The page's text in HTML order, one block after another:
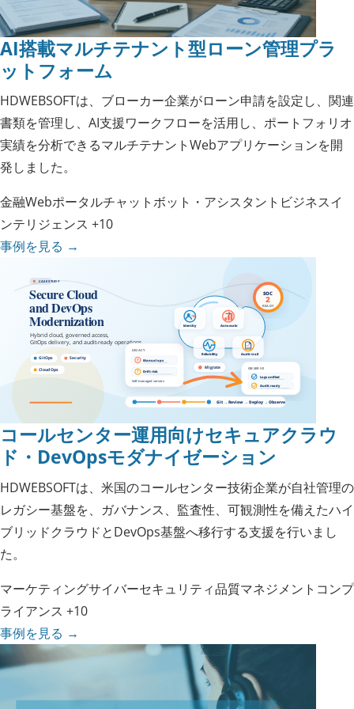
AI搭載マルチテナント型ローン管理プラ
ットフォーム
HDWEBSOFTは、ブローカー企業がローン申請を設定し、関連
書類を管理し、AI支援ワークフローを活用し、ポートフォリオ
実績を分析できるマルチテナントWebアプリケーションを開
発しました。
金融Webポータルチャットボット・アシスタント ビジネスイ
ンテリジェンス +10
事例を見る →
コールセンター運用向けセキュアクラウ
ド・DevOpsモダナイゼーション
HDWEBSOFTは、米国のコールセンター技術企業が自社管理の
レガシー基盤を、ガバナンス、監査性、可観測性を備えたハイ
ブリッドクラウドとDevOps基盤へ移行する支援を行いまし
た。
マーケティングサイバーセキュリティ品質マネジメント コンプ
ライアンス +10
事例を見る →